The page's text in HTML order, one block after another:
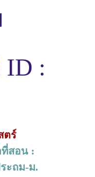
:
ตร์
ที่สอน :
ะถม-ม.